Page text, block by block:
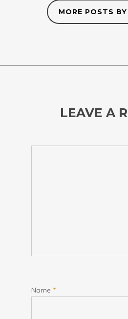
MORE POSTS
LEAVE A
Name *